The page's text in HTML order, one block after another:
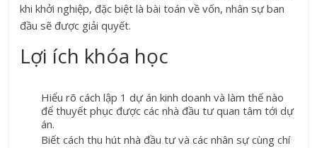
khi khởi nghiệp, đặc biệt là bài toán về vốn, nhân sự ban
đầu sẽ được giải quyết.
Lợi ích khóa học
Hiểu rõ cách lập 1 dự án kinh doanh và làm thế nào
để thuyết phục được các nhà đầu tư quan tâm tới dự
án.
Biết cách thu hút nhà đầu tư và các nhân sự cùng chí